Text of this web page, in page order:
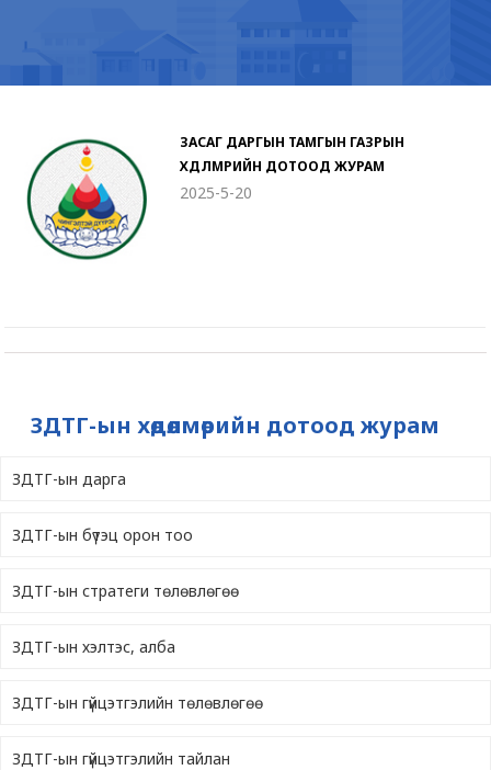
ЗАСАГ ДАРГЫН ТАМГЫН ГАЗРЫН
ХӨДӨЛМӨРИЙН ДОТООД ЖУРАМ
2025-5-20
ЗДТГ-ын хөдөлмөрийн дотоод журам
ЗДТГ-ын дарга
ЗДТГ-ын бүтэц орон тоо
ЗДТГ-ын стратеги төлөвлөгөө
ЗДТГ-ын хэлтэс, алба
ЗДТГ-ын гүйцэтгэлийн төлөвлөгөө
ЗДТГ-ын гүйцэтгэлийн тайлан